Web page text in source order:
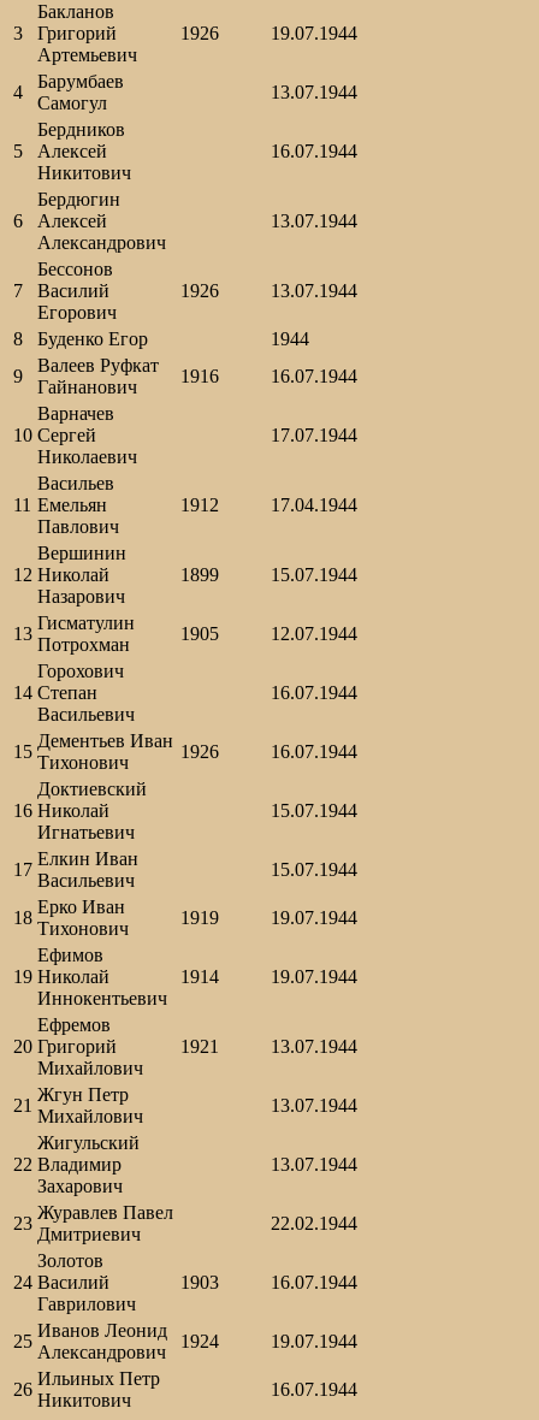
3
Бакланов
Григорий
Артемьевич
1926 19.07.1944
4
Барумбаев
Самогул
13.07.1944
5
Бердников
Алексей
Никитович
16.07.1944
6
Бердюгин
Алексей
Александрович
13.07.1944
7
Бессонов
Василий
Егорович
1926 13.07.1944
8 Буденко Егор
1944
9
Валеев Руфкат
Гайнанович
1916 16.07.1944
10
Варначев
Сергей
Николаевич
17.07.1944
11
Васильев
Емельян
Павлович
1912 17.04.1944
12
Вершинин
Николай
Назарович
1899 15.07.1944
13
Гисматулин
Потрохман
1905 12.07.1944
14
Горохович
Степан
Васильевич
16.07.1944
15
Дементьев Иван
Тихонович
1926 16.07.1944
16
Доктиевский
Николай
Игнатьевич
15.07.1944
17
Елкин Иван
Васильевич
15.07.1944
18
Ерко Иван
Тихонович
1919 19.07.1944
19
Ефимов
Николай
Иннокентьевич
1914 19.07.1944
20
Ефремов
Григорий
Михайлович
1921 13.07.1944
21
Жгун Петр
Михайлович
13.07.1944
22
Жигульский
Владимир
Захарович
13.07.1944
23
Журавлев Павел
Дмитриевич
22.02.1944
24
Золотов
Василий
Гаврилович
1903 16.07.1944
25
Иванов Леонид
Александрович
1924 19.07.1944
26
Ильиных Петр
Никитович
16.07.1944